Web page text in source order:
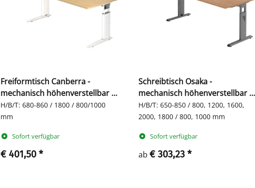
Freiformtisch Canberra -
mechanisch höhenverstellbar -
C-Fuß
H/B/T: 680-860 / 1800 / 800/1000
mm
Sofort verfügbar
€ 401,50 *
Schreibtisch Osaka -
mechanisch höhenverstellbar -
C-Fuß
H/B/T: 650-850 / 800, 1200, 1600,
2000, 1800 / 800, 1000 mm
Sofort verfügbar
ab € 303,23 *